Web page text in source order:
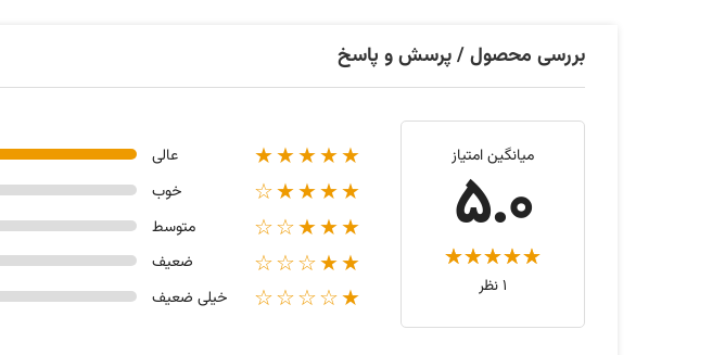
بررسی محصول / پرسش و پاسخ
میانگین امتیاز
5.0
1 نظر
★★★★★ عالی
★★★★☆
خوب
★★★☆☆
متوسط
★★☆☆☆
ضعیف
★☆☆☆☆
خیلی ضعیف